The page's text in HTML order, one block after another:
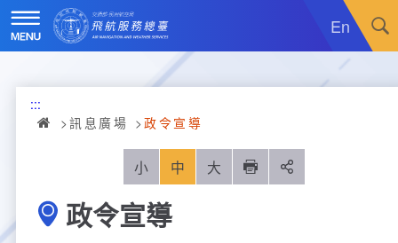
跳
到
主
要
En
最新消息
採購公告
關於我們
組織沿革
服務範疇
重大施政計畫
:::
訊息廣場
政令宣導
小 中 大 列印
政令宣導